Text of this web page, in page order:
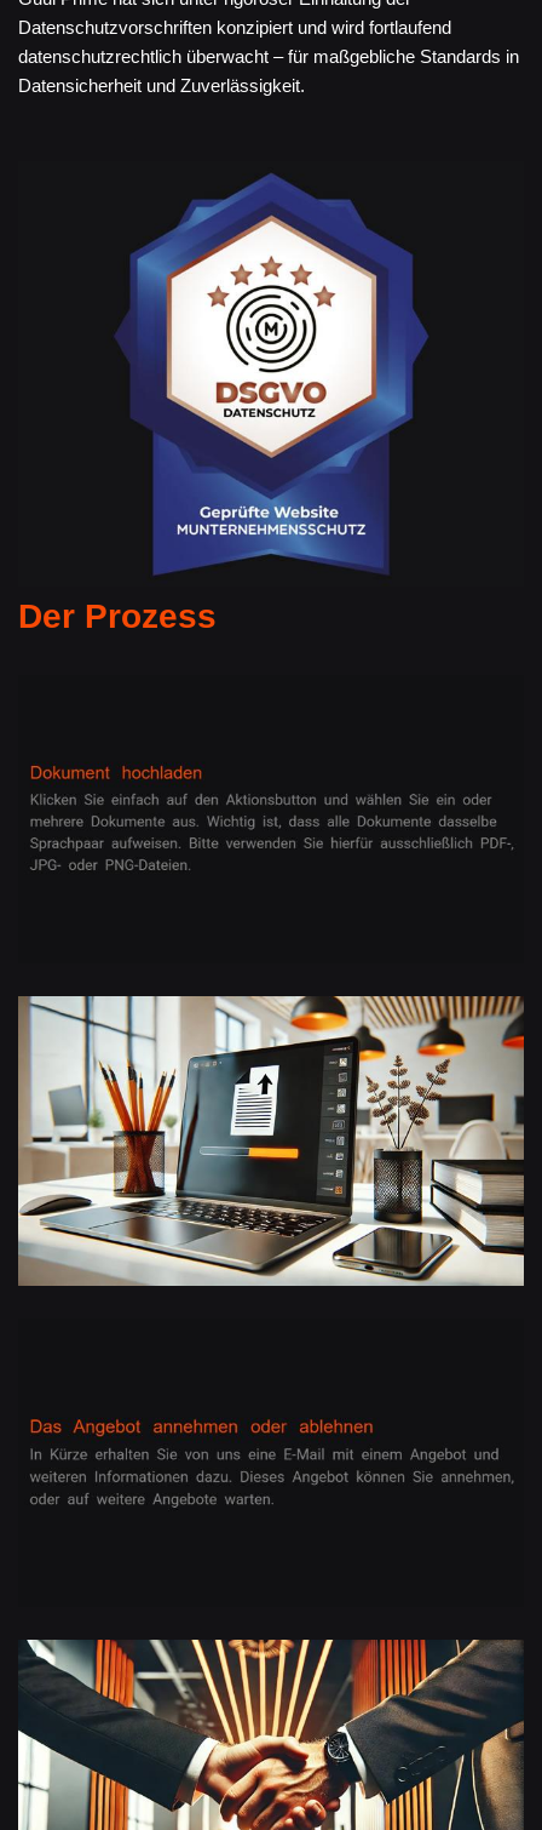
Datenschutzvorschriften konzipiert und wird fortlaufend
datenschutzrechtlich überwacht – für maßgebliche Standards in
Datensicherheit und Zuverlässigkeit.
Der Prozess